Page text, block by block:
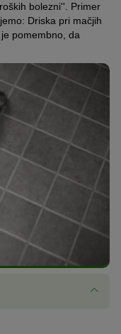
bolezni''. Primer
Driska pri mačjih
pomembno, da